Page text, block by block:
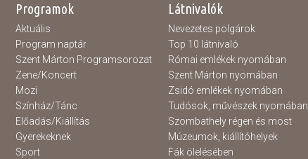
Programok
Aktuális
Program naptár
Szent Márton Programsorozat
Zene/Koncert
Mozi
Színház/Tánc
Előadás/Kiállítás
Gyerekeknek
Sport
Látnivalók
Nevezetes polgárok
Top 10 látnivaló
Római emlékek nyomában
Szent Márton nyomában
Zsidó emlékek nyomában
Tudósok, művészek nyomában
Szombathely régen és most
Múzeumok, kiállítóhelyek
Fák ölelésében